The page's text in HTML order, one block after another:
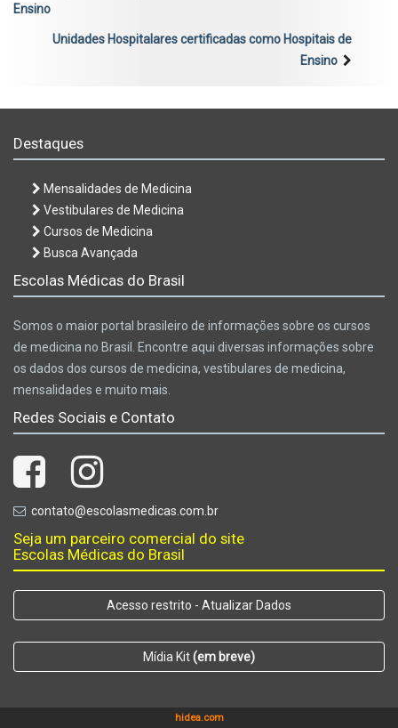
Ensino
Unidades Hospitalares certificadas como Hospitais de
Ensino
Destaques
Mensalidades de Medicina
Vestibulares de Medicina
Cursos de Medicina
Busca Avançada
Escolas Médicas do Brasil
Somos o maior portal brasileiro de informações sobre os cursos
de medicina no Brasil. Encontre aqui diversas informações sobre
os dados dos cursos de medicina, vestibulares de medicina,
mensalidades e muito mais.
Redes Sociais e Contato
contato@escolasmedicas.com.br
Seja um parceiro comercial do site
Escolas Médicas do Brasil
Acesso restrito - Atualizar Dados
Mídia Kit(em breve)
hidea.com